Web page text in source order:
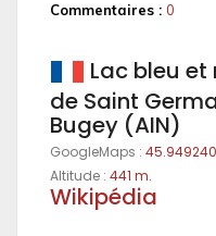
Commentaires : 0
Lac bleu
de Saint
Bugey (AIN)
GoogleMaps :
Altitude : 441 m.
Wikipédia